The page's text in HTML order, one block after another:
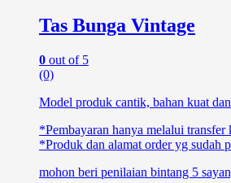
Tas Bunga Vintage
0 out of 5
(0)
Model produk cantik, bahan kuat
*Pembayaran hanya melalui transfer
*Produk dan alamat order yg sudah
mohon beri penilaian bintang 5